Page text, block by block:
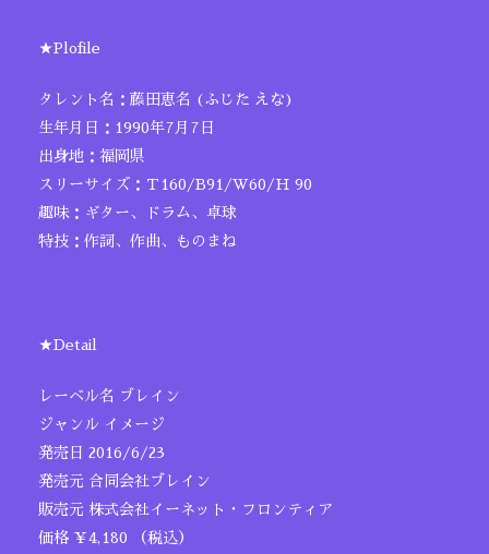
★Plofile
タレント名：藤田恵名 (ふじた えな)
生年月日：1990年7月7日
出身地：福岡県
スリーサイズ：Ｔ160/B91/W60/H 90
趣味：ギター、ドラム、卓球
特技：作詞、作曲、ものまね
★Detail
レーベル名 ブレイン
ジャンル イメージ
発売日 2016/6/23
発売元 合同会社ブレイン
販売元 株式会社イーネット・フロンティア
価格 ￥4,180 （税込）